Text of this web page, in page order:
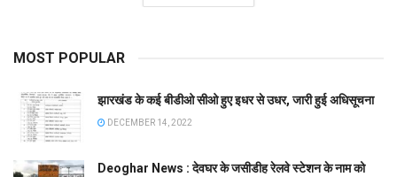
MOST POPULAR
झारखंड के कई बीडीओ सीओ हुए इधर से उधर, जारी हुई अधिसूचना
DECEMBER 14, 2022
Deoghar News : देवघर के जसीडीह रेलवे स्टेशन के नाम को